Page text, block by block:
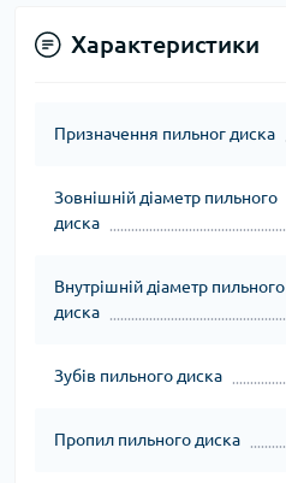
Характеристики
Призначення пильног диска
Зовнішній діаметр пильного
диска
Внутрішній діаметр пильного
диска
Зубів пильного диска
Пропил пильного диска